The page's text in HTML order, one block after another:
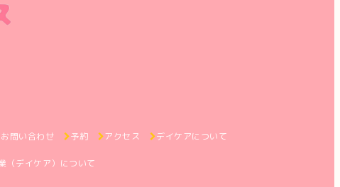
お問い合わせ 予約 アクセス デイケアについて
（デイケア）について